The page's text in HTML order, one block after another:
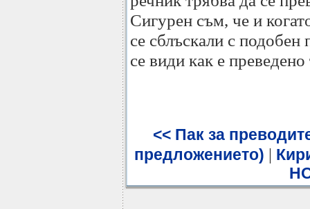
Сигурен съм, че и
се сблъскали с
се види как е
<< Пак за
предложението) |